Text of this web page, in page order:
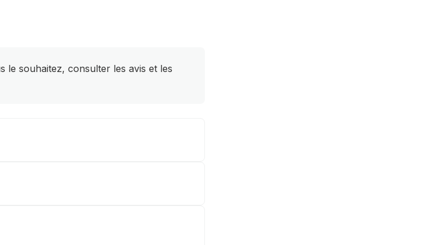
le souhaitez, consulter les avis et les